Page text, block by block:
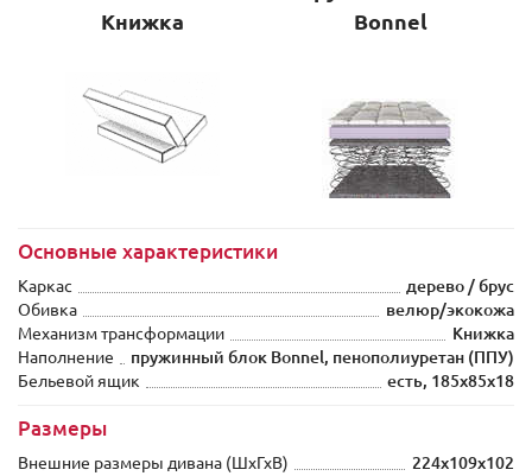
Книжка
Bonnel
Основные характеристики
Каркас
дерево / брус
Обивка
велюр/экокожа
Механизм трансформации
Книжка
Наполнение
пружинный блок Bonnel, пенополиуретан (ППУ)
Бельевой ящик
есть, 185х85х18
Размеры
Внешние размеры дивана (ШxГхВ)
224х109х102